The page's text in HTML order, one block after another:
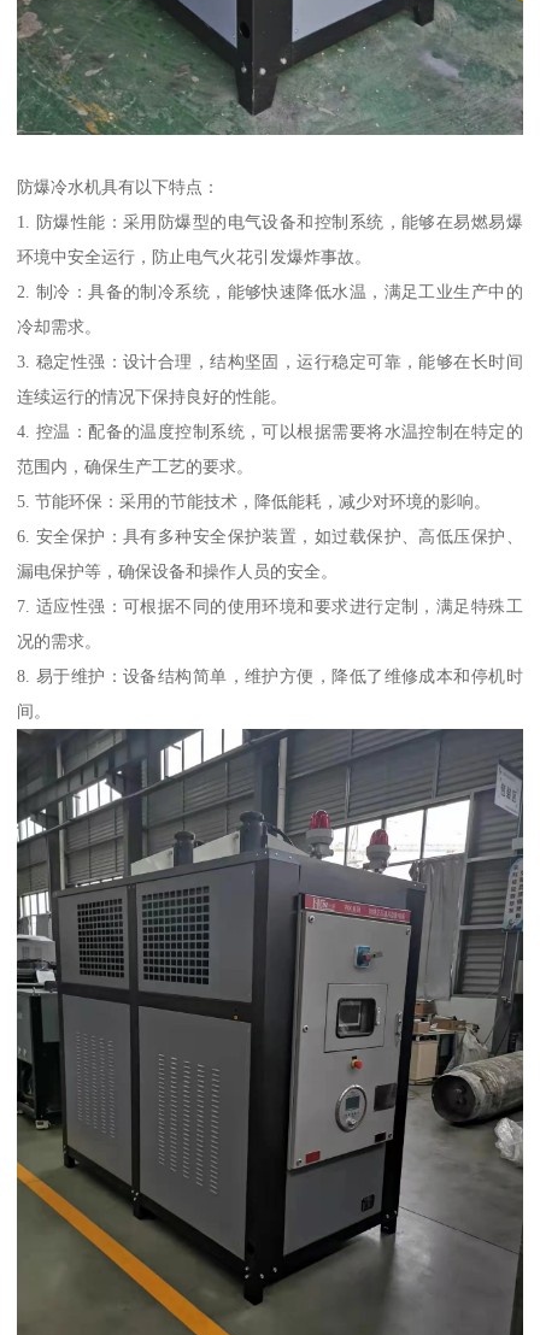
防爆冷水机具有以下特点：
1. 防爆性能：采用防爆型的电气设备和控制系统，能够在易燃易爆
环境中安全运行，防止电气火花引发爆炸事故。
2. 制冷：具备的制冷系统，能够快速降低水温，满足工业生产中的
冷却需求。
3. 稳定性强：设计合理，结构坚固，运行稳定可靠，能够在长时间
连续运行的情况下保持良好的性能。
4. 控温：配备的温度控制系统，可以根据需要将水温控制在特定的
范围内，确保生产工艺的要求。
5. 节能环保：采用的节能技术，降低能耗，减少对环境的影响。
6. 安全保护：具有多种安全保护装置，如过载保护、高低压保护、
漏电保护等，确保设备和操作人员的安全。
7. 适应性强：可根据不同的使用环境和要求进行定制，满足特殊工
况的需求。
8. 易于维护：设备结构简单，维护方便，降低了维修成本和停机时
间。